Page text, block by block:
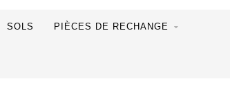
SOLS PIÈCES DE RECHANGE